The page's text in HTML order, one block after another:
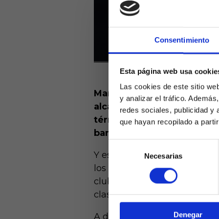
Consentimiento
Esta página web usa
Las cookies de este sitio
y analizar el tráfico.
redes sociales, publicidad y
que hayan recopilado a
de
consentimiento
Necesarias
Denegar
mayores de
de
Manuel Pellegrini seguirá
alcanzará su quinto curso
términos generales,
banquillos que el chileno,
Y es que el trabajo de
los primeros en salir por la
club verdiblanco, al que ha
clasificación europea,
A diferencia de su estancia